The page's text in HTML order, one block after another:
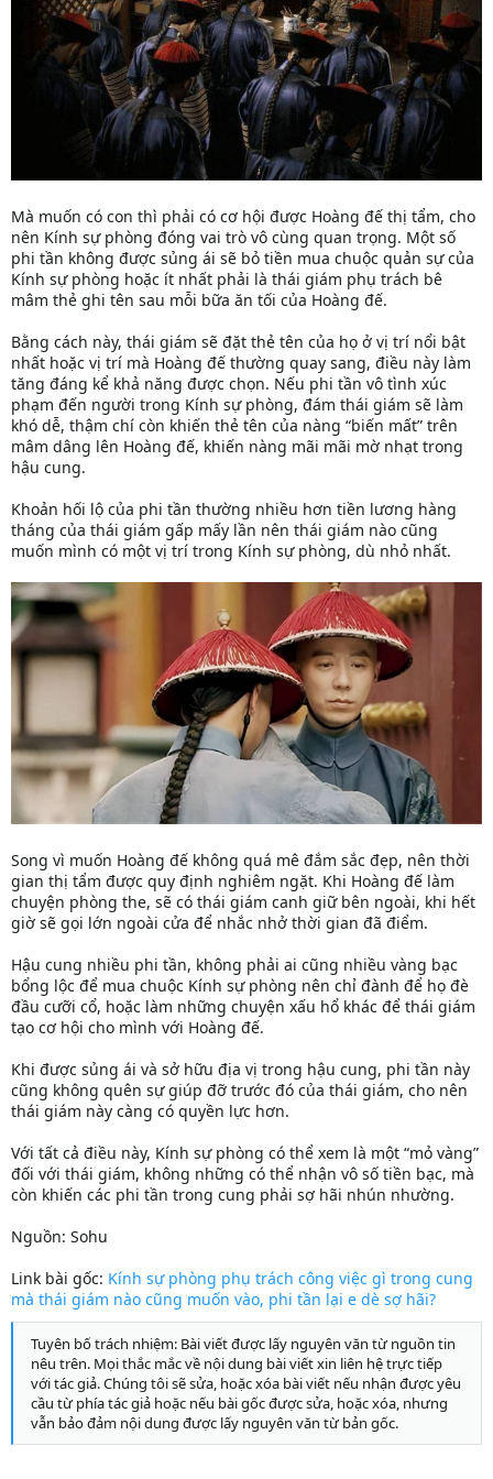
Mà muốn có con thì phải có cơ hội được Hoàng đế thị tẩm, cho
nên Kính sự phòng đóng vai trò vô cùng quan trọng. Một số
phi tần không được sủng ái sẽ bỏ tiền mua chuộc quản sự của
Kính sự phòng hoặc ít nhất phải là thái giám phụ trách bê
mâm thẻ ghi tên sau mỗi bữa ăn tối của Hoàng đế.
Bằng cách này, thái giám sẽ đặt thẻ tên của họ ở vị trí nổi bật
nhất hoặc vị trí mà Hoàng đế thường quay sang, điều này làm
tăng đáng kể khả năng được chọn. Nếu phi tần vô tình xúc
phạm đến người trong Kính sự phòng, đám thái giám sẽ làm
khó dễ, thậm chí còn khiến thẻ tên của nàng “biến mất” trên
mâm dâng lên Hoàng đế, khiến nàng mãi mãi mờ nhạt trong
hậu cung.
Khoản hối lộ của phi tần thường nhiều hơn tiền lương hàng
tháng của thái giám gấp mấy lần nên thái giám nào cũng
muốn mình có một vị trí trong Kính sự phòng, dù nhỏ nhất.
Song vì muốn Hoàng đế không quá mê đắm sắc đẹp, nên thời
gian thị tẩm được quy định nghiêm ngặt. Khi Hoàng đế làm
chuyện phòng the, sẽ có thái giám canh giữ bên ngoài, khi hết
giờ sẽ gọi lớn ngoài cửa để nhắc nhở thời gian đã điểm.
Hậu cung nhiều phi tần, không phải ai cũng nhiều vàng bạc
bổng lộc để mua chuộc Kính sự phòng nên chỉ đành để họ đè
đầu cưỡi cổ, hoặc làm những chuyện xấu hổ khác để thái giám
tạo cơ hội cho mình với Hoàng đế.
Khi được sủng ái và sở hữu địa vị trong hậu cung, phi tần này
cũng không quên sự giúp đỡ trước đó của thái giám, cho nên
thái giám này càng có quyền lực hơn.
Với tất cả điều này, Kính sự phòng có thể xem là một “mỏ vàng”
đối với thái giám, không những có thể nhận vô số tiền bạc, mà
còn khiến các phi tần trong cung phải sợ hãi nhún nhường.
Nguồn: Sohu
Link bài gốc: Kính sự phòng phụ trách công việc gì trong cung
mà thái giám nào cũng muốn vào, phi tần lại e dè sợ hãi?
Tuyên bố trách nhiệm: Bài viết được lấy nguyên văn từ nguồn tin
nêu trên. Mọi thắc mắc về nội dung bài viết xin liên hệ trực tiếp
với tác giả. Chúng tôi sẽ sửa, hoặc xóa bài viết nếu nhận được yêu
cầu từ phía tác giả hoặc nếu bài gốc được sửa, hoặc xóa, nhưng
vẫn bảo đảm nội dung được lấy nguyên văn từ bản gốc.